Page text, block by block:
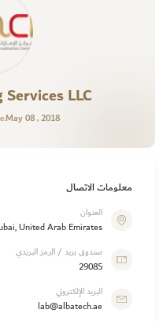
LLC
May 08 , 2018
معلومات الاتصال
العنوان
United Arab Emirates
صندوق بريد / الرمز البريدي
29085
البريد الإلكتروني
lab@albatech.ae